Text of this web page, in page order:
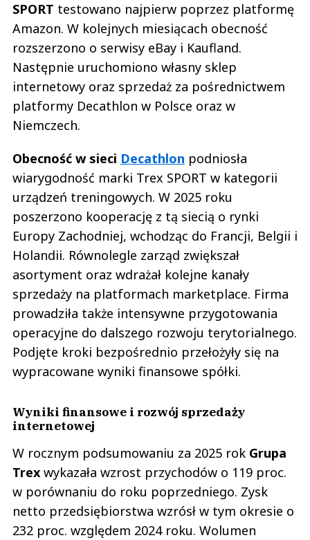
SPORT testowano najpierw poprzez platformę
Amazon. W kolejnych miesiącach obecność
rozszerzono o serwisy eBay i Kaufland.
Następnie uruchomiono własny sklep
internetowy oraz sprzedaż za pośrednictwem
platformy Decathlon w Polsce oraz w
Niemczech.
Obecność w sieci Decathlon podniosła
wiarygodność marki Trex SPORT w kategorii
urządzeń treningowych. W 2025 roku
poszerzono kooperację z tą siecią o rynki
Europy Zachodniej, wchodząc do Francji, Belgii i
Holandii. Równolegle zarząd zwiększał
asortyment oraz wdrażał kolejne kanały
sprzedaży na platformach marketplace. Firma
prowadziła także intensywne przygotowania
operacyjne do dalszego rozwoju terytorialnego.
Podjęte kroki bezpośrednio przełożyły się na
wypracowane wyniki finansowe spółki.
Wyniki finansowe i rozwój sprzedaży
internetowej
W rocznym podsumowaniu za 2025 rok Grupa
Trex wykazała wzrost przychodów o 119 proc.
w porównaniu do roku poprzedniego. Zysk
netto przedsiębiorstwa wzrósł w tym okresie o
232 proc. względem 2024 roku. Wolumen